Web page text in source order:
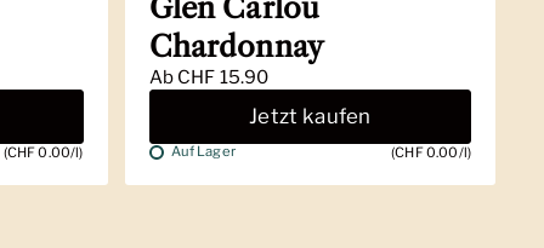
(CHF 0.00/l)
Glen Carlou
Chardonnay
Ab CHF 15.90
Jetzt kaufen
Auf Lager (CHF 0.00/l)